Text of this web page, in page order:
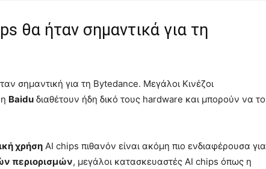
θα ήταν σημαντικά για τη
σημαντική για τη Bytedance. Μεγάλοι Κινέζοι
Baidu διαθέτουν ήδη δικό τους hardware και μπορούν να το
χρήση AI chips πιθανόν είναι ακόμη πιο ενδιαφέρουσα για
περιορισμών, μεγάλοι κατασκευαστές AI chips όπως η